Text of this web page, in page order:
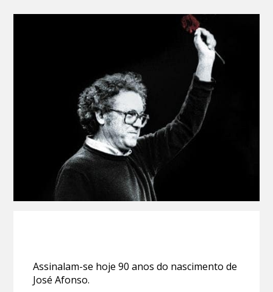
Assinalam-se hoje 90 anos do nascimento de
José Afonso.